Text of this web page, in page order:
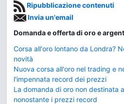
Ripubblicazione contenuti
Invia un'email
Domanda e offerta di oro e
Corsa all'oro lontano da Londra?
novità
Nuova corsa all'oro nel trading e
l'impennata record dei prezzi
La domanda di oro non destinata
nonostante i prezzi record